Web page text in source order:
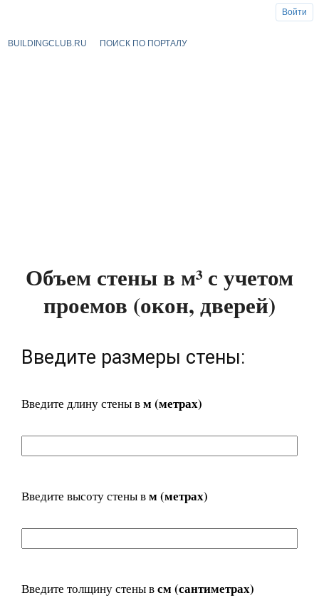
BUILDINGCLUB.RU ПОИСК ПО ПОРТАЛУ
Объем стены в м³ с учетом
проемов (окон, дверей)
Введите размеры стены:
Введите длину стены вм (метрах)
Введите высоту стены вм (метрах)
Введите толщину стены всм (сантиметрах)
Войти